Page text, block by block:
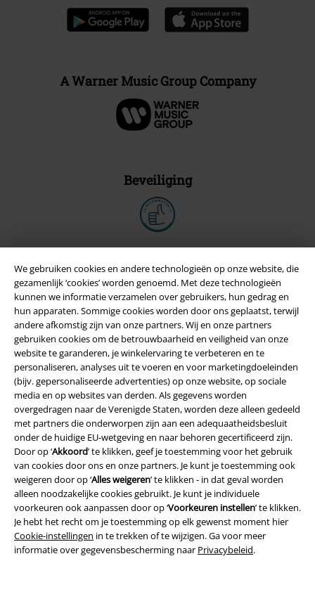
We gebruiken cookies en andere technologieën op onze website, die
gezamenlijk ‘cookies’ worden genoemd. Met deze technologieën
kunnen we informatie verzamelen over gebruikers, hun gedrag en
hun apparaten. Sommige cookies worden door ons geplaatst, terwijl
andere afkomstig zijn van onze partners. Wij en onze partners
gebruiken cookies om de betrouwbaarheid en veiligheid van onze
website te garanderen, je winkelervaring te verbeteren en te
personaliseren, analyses uit te voeren en voor marketingdoeleinden
(bijv. gepersonaliseerde advertenties) op onze website, op sociale
media en op websites van derden. Als gegevens worden
overgedragen naar de Verenigde Staten, worden deze alleen gedeeld
met partners die onderworpen zijn aan een adequaatheidsbesluit
onder de huidige EU-wetgeving en naar behoren gecertificeerd zijn.
Door op ‘Akkoord’ te klikken, geef je toestemming voor het gebruik
van cookies door ons en onze partners. Je kunt je toestemming ook
weigeren door op ‘Alles weigeren’ te klikken - in dat geval worden
alleen noodzakelijke cookies gebruikt. Je kunt je individuele
voorkeuren ook aanpassen door op ‘Voorkeuren instellen’ te klikken.
Je hebt het recht om je toestemming op elk gewenst moment hier
Cookie-instellingen in te trekken of te wijzigen. Ga voor meer
informatie over gegevensbescherming naar Privacybeleid.
A Warner Music Group Company
Beveiliging
Legal
Algemene Voorwaarden
Bedrijfsgegevens
Privacyverklaring
Verklaring van conformiteit
Informatie over toegankelijkheid